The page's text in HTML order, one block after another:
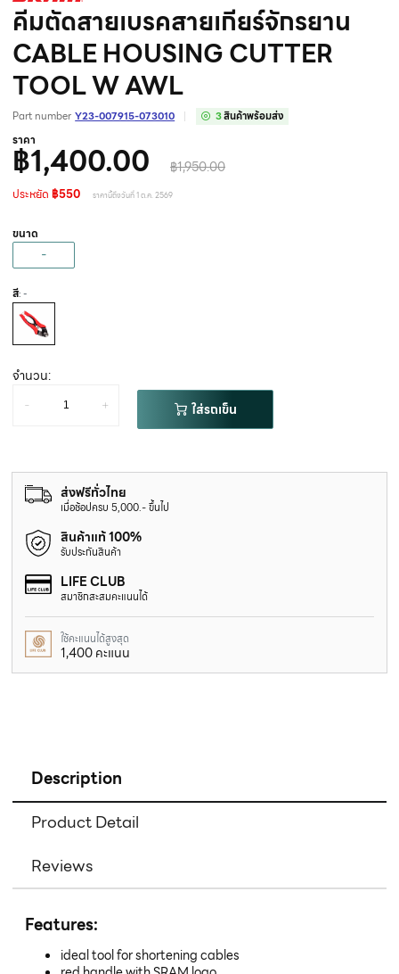
คีมตัดสายเบรคสายเกียร์จักรยาน
CABLE HOUSING CUTTER
TOOL W AWL
Part number Y23-007915-073010 3สินค้าพร้อมส่ง
ราคา
฿1,400.00 ฿1,950.00
ประหยัด ฿550 ราคานี้ถึงวันที่ 1 ต.ค. 2569
ขนาด
-
สี: -
จำนวน:
-
+ ใส่รถเข็น
ส่งฟรีทั่วไทย
เมื่อช้อปครบ 5,000.- ขึ้นไป
สินค้าแท้ 100%
รับประกันสินค้า
LIFE CLUB
สมาชิกสะสมคะแนนได้
ใช้คะแนนได้สูงสุด
1,400 คะแนน
Description
Product Detail
Reviews
Features:
ideal tool for shortening cables